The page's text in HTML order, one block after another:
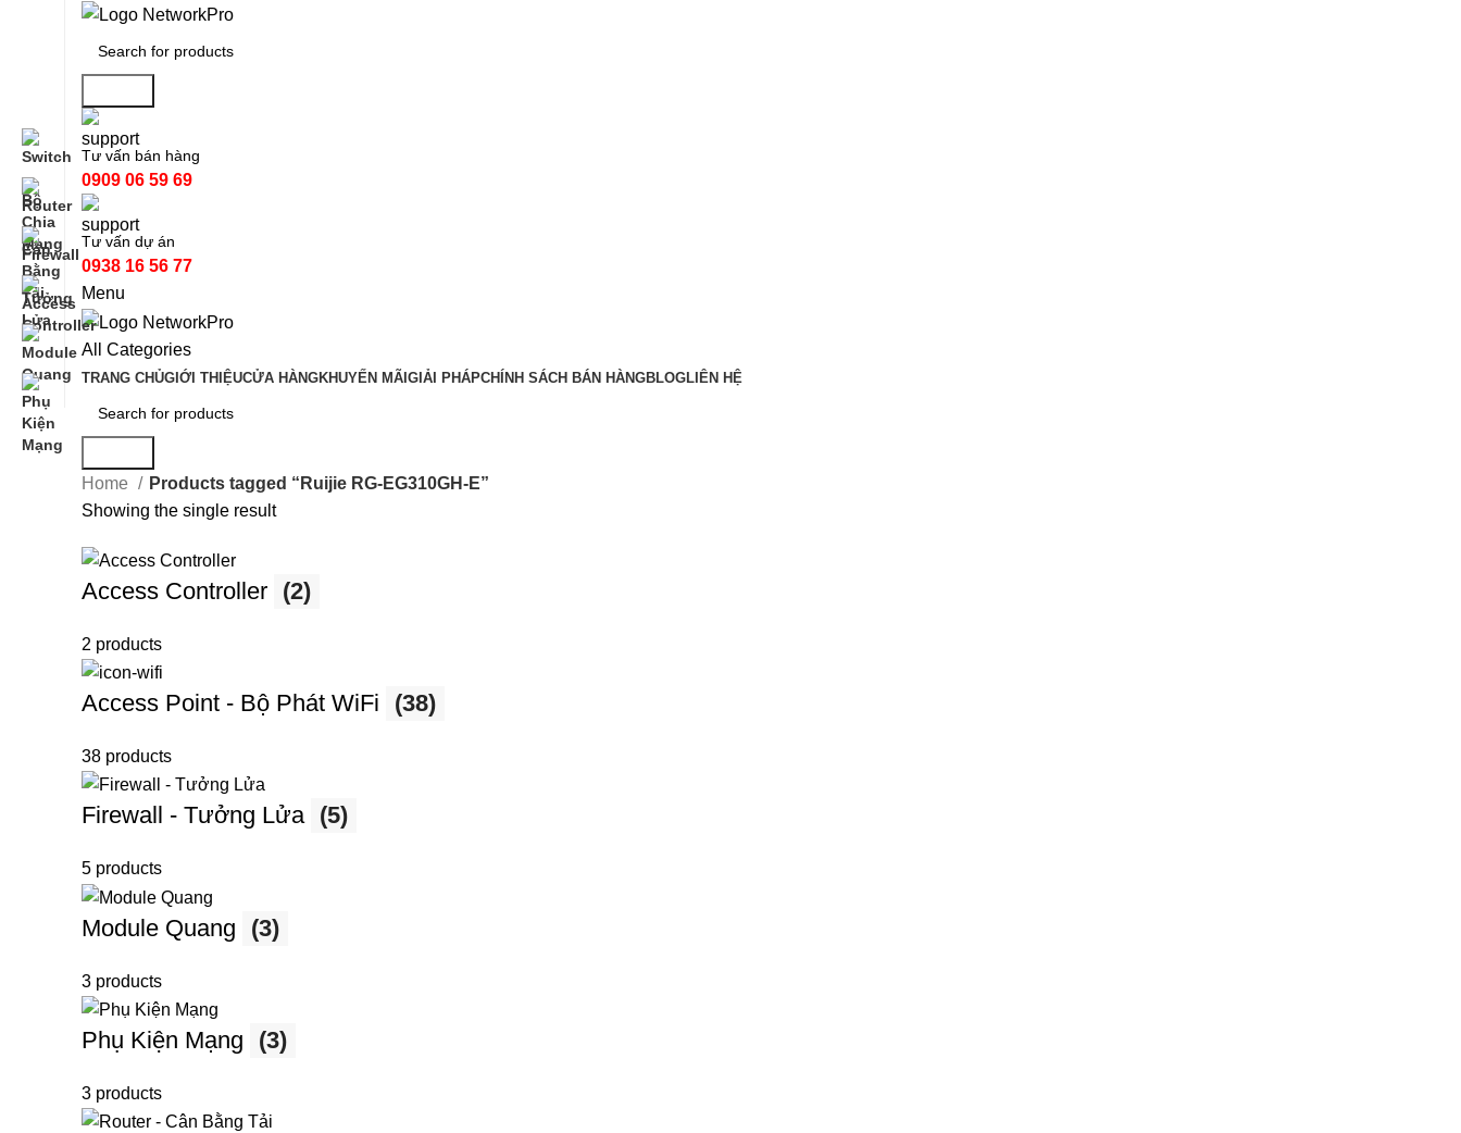
Tư vấn bán hàng
0909 06 59 69
Tư vấn dự án
0938 16 56 77
Menu
All Categories
TRANG CHỦGIỚI THIỆUCỬA HÀNGKHUYẾN MÃIGIẢI PHÁPCHÍNH SÁCH BÁN HÀNGBLOGLIÊN HỆ
Home
Products tagged “Ruijie RG-EG310GH-E”
Showing the single result
Access Controller (2)
2 products
Access Point - Bộ Phát WiFi (38)
38 products
Firewall - Tưởng Lửa (5)
5 products
Module Quang (3)
3 products
Phụ Kiện Mạng (3)
3 products